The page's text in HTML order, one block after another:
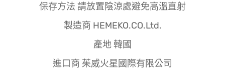
保存方法 請放置陰涼處避免高溫直射
製造商 HEMEKO.CO.Ltd.
產地 韓國
進口商 茱威火星國際有限公司